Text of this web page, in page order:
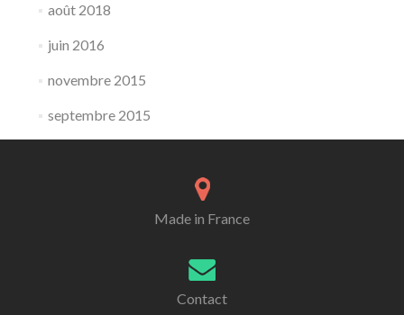
août 2018
juin 2016
novembre 2015
septembre 2015
Made in France
Contact